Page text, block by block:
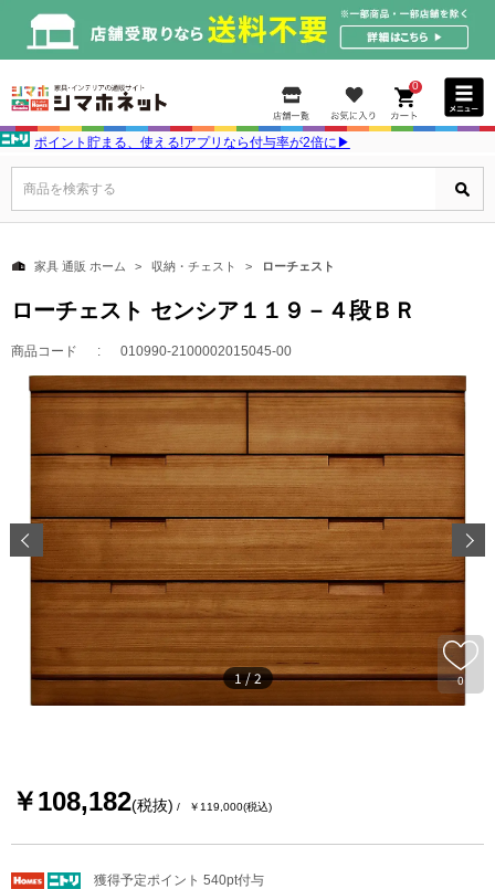
0
ポイント貯まる、使える!アプリなら付与率が2倍に▶
商品を検索する
家具 通販 ホーム 収納・チェスト ローチェスト
ローチェスト センシア１１９－４段ＢＲ
商品コード 010990-2100002015045-00
0
1/2
￥108,182(税抜) ￥119,000(税込)
獲得予定ポイント 540pt付与